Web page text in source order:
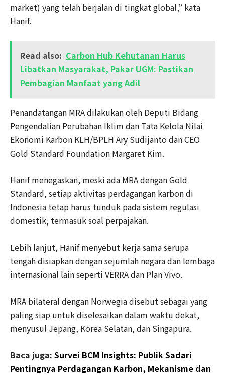
market) yang telah berjalan di tingkat global,” kata
Hanif.
Read also: Carbon Hub Kehutanan Harus
Libatkan Masyarakat, Pakar UGM: Pastikan
Pembagian Manfaat yang Adil
Penandatangan MRA dilakukan oleh Deputi Bidang
Pengendalian Perubahan Iklim dan Tata Kelola Nilai
Ekonomi Karbon KLH/BPLH Ary Sudijanto dan CEO
Gold Standard Foundation Margaret Kim.
Hanif menegaskan, meski ada MRA dengan Gold
Standard, setiap aktivitas perdagangan karbon di
Indonesia tetap harus tunduk pada sistem regulasi
domestik, termasuk soal perpajakan.
Lebih lanjut, Hanif menyebut kerja sama serupa
tengah disiapkan dengan sejumlah negara dan lembaga
internasional lain seperti VERRA dan Plan Vivo.
MRA bilateral dengan Norwegia disebut sebagai yang
paling siap untuk diselesaikan dalam waktu dekat,
menyusul Jepang, Korea Selatan, dan Singapura.
Baca juga: Survei BCM Insights: Publik Sadari
Pentingnya Perdagangan Karbon, Mekanisme dan